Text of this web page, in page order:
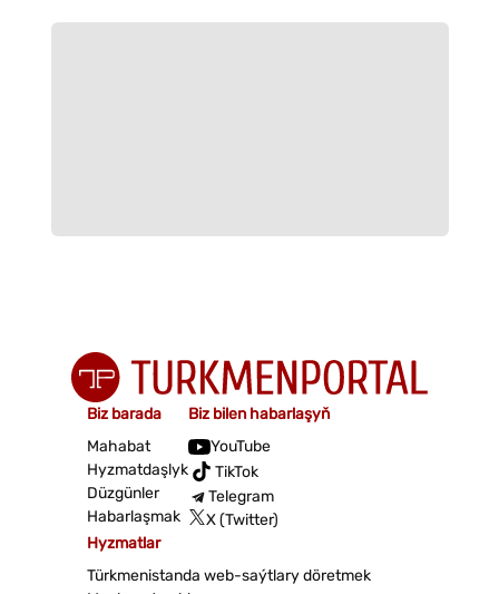
Biz barada
Mahabat
Hyzmatdaşlyk
Düzgünler
Habarlaşmak
Biz bilen habarlaşyň
YouTube
TikTok
Telegram
X (Twitter)
Hyzmatlar
Türkmenistanda web-saýtlary döretmek